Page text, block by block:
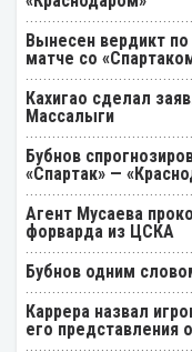
Вынесен вердикт
матче со
Кахигао сделал
Массалыги
Бубнов
«Спартак» —
Агент Мусаева
форварда из ЦСКА
Бубнов одним
Каррера назвал
его представления